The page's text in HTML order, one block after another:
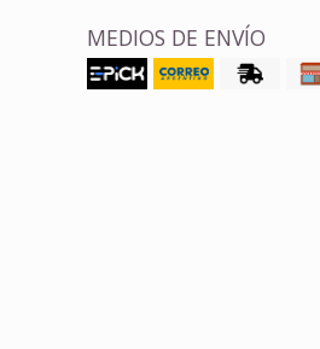
MEDIOS DE ENVÍO